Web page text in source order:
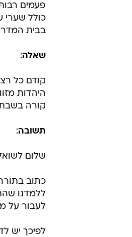
פעמים
כולל שערי
בבית
שאלה:
קודם כל
היהדות
קורה
תשובה:
שלום
כתוב
ללמדנו
לעבור על
לפיכך יש